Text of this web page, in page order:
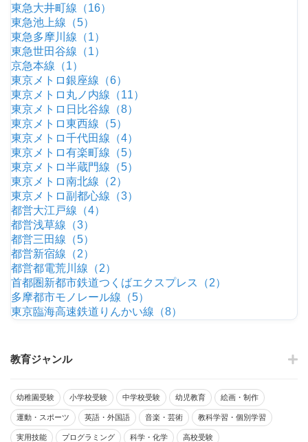
東急大井町線（16）
東急池上線（5）
東急多摩川線（1）
東急世田谷線（1）
京急本線（1）
東京メトロ銀座線（6）
東京メトロ丸ノ内線（11）
東京メトロ日比谷線（8）
東京メトロ東西線（5）
東京メトロ千代田線（4）
東京メトロ有楽町線（5）
東京メトロ半蔵門線（5）
東京メトロ南北線（2）
東京メトロ副都心線（3）
都営大江戸線（4）
都営浅草線（3）
都営三田線（5）
都営新宿線（2）
都営都電荒川線（2）
首都圏新都市鉄道つくばエクスプレス（2）
多摩都市モノレール線（5）
東京臨海高速鉄道りんかい線（8）
教育ジャンル
幼稚園受験 小学校受験 中学校受験 幼児教育 絵画・制作
運動・スポーツ 英語・外国語 音楽・芸術 教科学習・個別学習
実用技能 プログラミング 科学・化学 高校受験